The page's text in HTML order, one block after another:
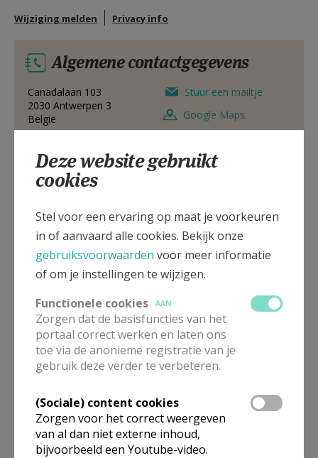
ZOEKEN
MIJN PAROCHIE
AANMELDEN OF REGISTREREN
Wijziging melden Privacy info
Algemene contactgegevens
Canadalaan 103
2030 Antwerpen 3
België
0466 017929
Stuur een mailtje
Google Maps
Canadalaan 103, 2030 Antwerpen 3
Deze website gebruikt
cookies
Stel voor een ervaring op maat je voorkeuren
in of aanvaard alle cookies. Bekijk onze
gebruiksvoorwaarden voor meer informatie
of om je instellingen te wijzigen.
Functionele cookies
AAN
Zorgen dat de basisfuncties van het
portaal correct werken en laten ons
toe via de anonieme registratie van je
gebruik deze verder te verbeteren.
(Sociale) content cookies
Zorgen voor het correct weergeven
van al dan niet externe inhoud,
bijvoorbeeld een Youtube-video.